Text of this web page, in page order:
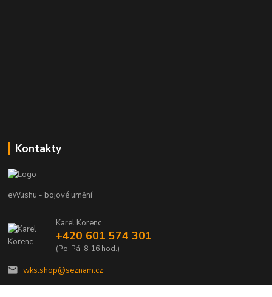
Kontakty
eWushu - bojové umění
Karel Korenc
+420 601 574 301
(Po-Pá, 8-16 hod.)
wks.shop@seznam.cz